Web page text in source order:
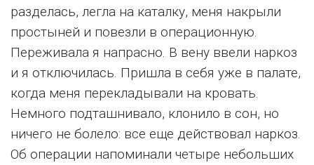
разделась, легла на каталку, меня накрыли
простыней и повезли в операционную.
Переживала я напрасно. В вену ввели наркоз
и я отключилась. Пришла в себя уже в палате,
когда меня перекладывали на кровать.
Немного подташнивало, клонило в сон, но
ничего не болело: все еще действовал наркоз.
Об операции напоминали четыре небольших